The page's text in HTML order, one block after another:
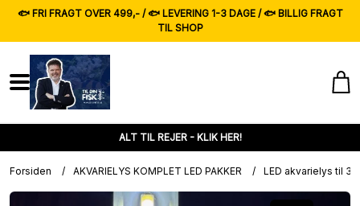
🐟 FRI FRAGT OVER 499,- / 🐟 LEVERING 1-3 DAGE / 🐟 BILLIG FRAGT
TIL SHOP
ALT TIL REJER - KLIK HER!
Forsiden / AKVARIELYS KOMPLET LED PAKKER / LED akvarielys til